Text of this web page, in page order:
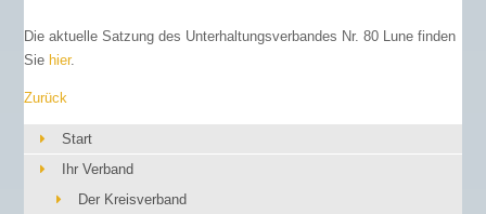
Die aktuelle Satzung des Unterhaltungsverbandes Nr. 80 Lune finden
Sie hier.
Zurück
Start
Ihr Verband
Der Kreisverband